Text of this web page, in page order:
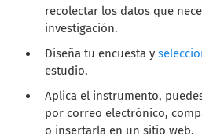
recolectar los datos que
investigación.
Diseña tu encuesta y
estudio.
Aplica el instrumento,
por correo electrónico,
o insertarla en un sitio web.